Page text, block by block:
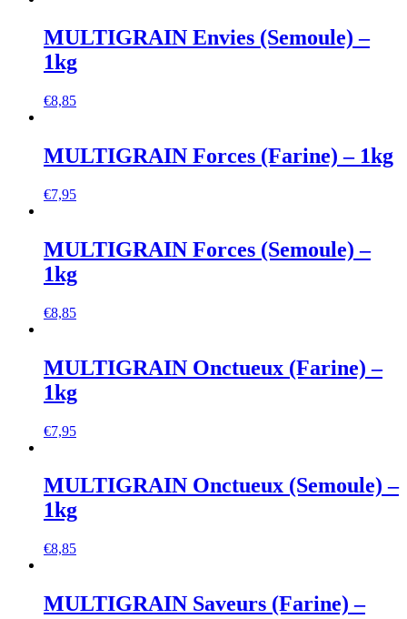
MULTIGRAIN Envies (Semoule) –
1kg
€8,85
MULTIGRAIN Forces (Farine) – 1kg
€7,95
MULTIGRAIN Forces (Semoule) –
1kg
€8,85
MULTIGRAIN Onctueux (Farine) –
1kg
€7,95
MULTIGRAIN Onctueux (Semoule) –
1kg
€8,85
MULTIGRAIN Saveurs (Farine) –